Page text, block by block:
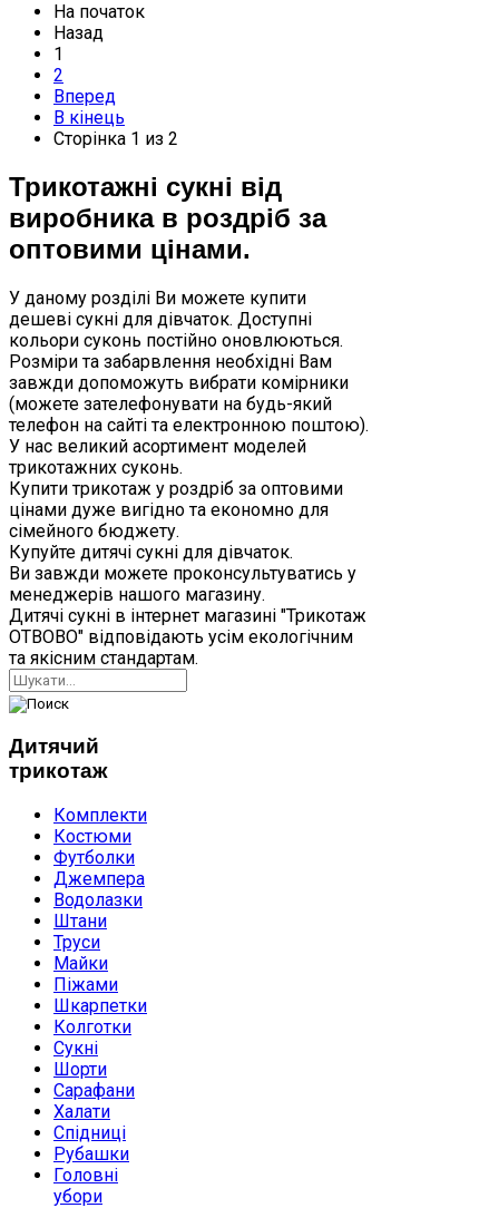
На початок
Назад
1
2
Вперед
В кінець
Сторінка 1 из 2
Трикотажні сукні від
виробника в роздріб за
оптовими цінами.
У даному розділі Ви можете купити
дешеві сукні для дівчаток. Доступні
кольори суконь постійно оновлюються.
Розміри та забарвлення необхідні Вам
завжди допоможуть вибрати комірники
(можете зателефонувати на будь-який
телефон на сайті та електронною поштою).
У нас великий асортимент моделей
трикотажних суконь.
Купити трикотаж у роздріб за оптовими
цінами дуже вигідно та економно для
сімейного бюджету.
Купуйте дитячі сукні для дівчаток.
Ви завжди можете проконсультуватись у
менеджерів нашого магазину.
Дитячі сукні в інтернет магазині "Трикотаж
ОТВОВО" відповідають усім екологічним
та якісним стандартам.
Дитячий
трикотаж
Комплекти
Костюми
Футболки
Джемпера
Водолазки
Штани
Труси
Майки
Піжами
Шкарпетки
Колготки
Сукні
Шорти
Сарафани
Халати
Спідниці
Рубашки
Головні
убори